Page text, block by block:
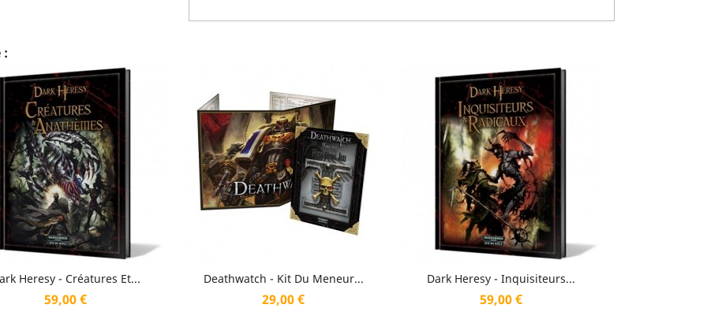
:
Heresy - Créatures Et...
Prix
59,00 €
Aperçu rapide Deathwatch - Kit Du Meneur...
Prix
29,00 €
Aperçu rapide Dark Heresy - Inquisiteurs...
Prix
59,00 €
Aperçu rapide